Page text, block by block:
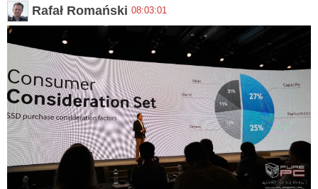
Rafał Romański 08:03:01